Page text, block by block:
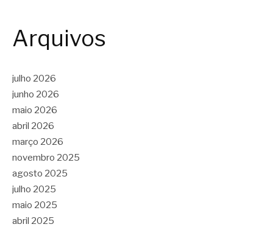
Arquivos
julho 2026
junho 2026
maio 2026
abril 2026
março 2026
novembro 2025
agosto 2025
julho 2025
maio 2025
abril 2025